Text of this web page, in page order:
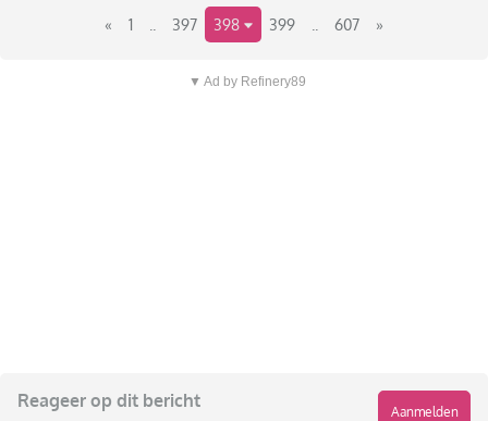
« 1 397 398 399 607 »
▼ Ad by Refinery89
Reageer op dit bericht
Aanmelden